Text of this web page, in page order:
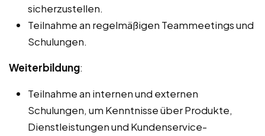
sicherzustellen.
Teilnahme an regelmäßigen Teammeetings und
Schulungen.
Weiterbildung:
Teilnahme an internen und externen
Schulungen, um Kenntnisse über Produkte,
Dienstleistungen und Kundenservice-